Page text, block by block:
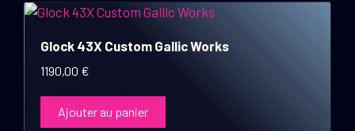
Glock 43X Custom Gallic Works
1190,00 €
Ajouter au panier